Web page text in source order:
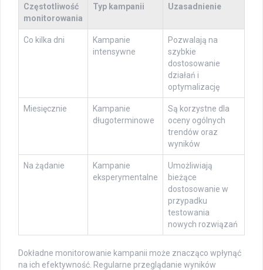
Częstotliwość
monitorowania
Typ kampanii Uzasadnienie
Co kilka dni
Kampanie
intensywne
Pozwalają na
szybkie
dostosowanie
działań i
optymalizację
Miesięcznie
Kampanie
długoterminowe
Są korzystne dla
oceny ogólnych
trendów oraz
wyników
Na żądanie
Kampanie
eksperymentalne
Umożliwiają
bieżące
dostosowanie w
przypadku
testowania
nowych rozwiązań
Dokładne monitorowanie kampanii może znacząco wpłynąć
na ich efektywność. Regularne przeglądanie wyników